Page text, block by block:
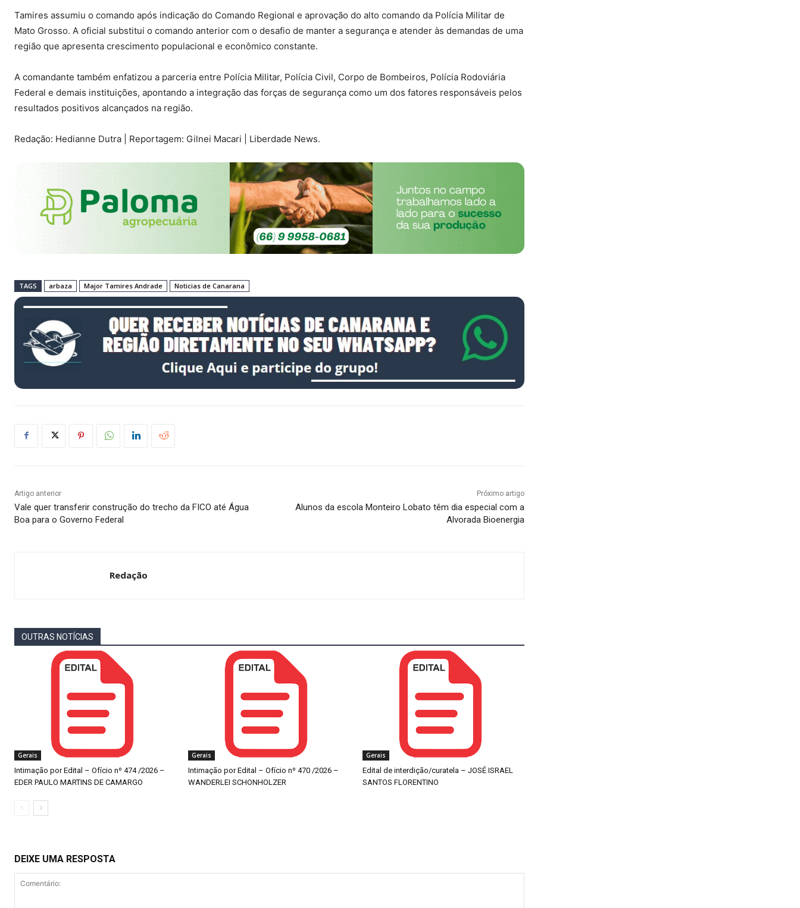
Tamires assumiu o comando após indicação do Comando Regional e aprovação do alto comando da Polícia Militar de
Mato Grosso. A oficial substitui o comando anterior com o desafio de manter a segurança e atender às demandas de uma
região que apresenta crescimento populacional e econômico constante.
A comandante também enfatizou a parceria entre Polícia Militar, Polícia Civil, Corpo de Bombeiros, Polícia Rodoviária
Federal e demais instituições, apontando a integração das forças de segurança como um dos fatores responsáveis pelos
resultados positivos alcançados na região.
Redação: Hedianne Dutra | Reportagem: Gilnei Macari | Liberdade News.
TAGS arbaza Major Tamires Andrade Noticias de Canarana
Artigo anterior
Vale quer transferir construção do trecho da FICO até Água
Boa para o Governo Federal
Próximo artigo
Alunos da escola Monteiro Lobato têm dia especial com a
Alvorada Bioenergia
Redação
OUTRAS NOTÍCIAS
Gerais
Intimação por Edital – Ofício nº 474 /2026 –
EDER PAULO MARTINS DE CAMARGO
Gerais
Intimação por Edital – Ofício nº 470 /2026 –
WANDERLEI SCHONHOLZER
Gerais
Edital de interdição/curatela – JOSÉ ISRAEL
SANTOS FLORENTINO
DEIXE UMA RESPOSTA